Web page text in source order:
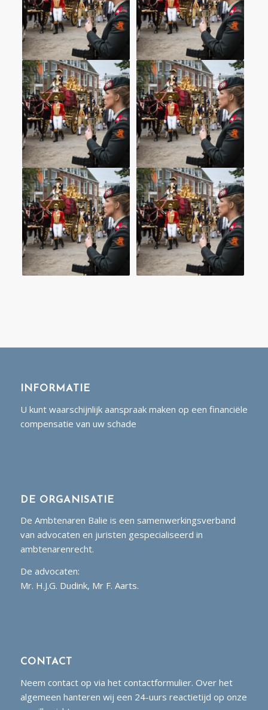
INFORMATIE
U kunt waarschijnlijk aanspraak maken op een financiële
compensatie van uw schade
DE ORGANISATIE
De Ambtenaren Balie is een samenwerkingsverband
van advocaten en juristen gespecialiseerd in
ambtenarenrecht.
De advocaten:
Mr. H.J.G. Dudink, Mr F. Aarts.
CONTACT
Neem contact op via het contactformulier. Over het
algemeen hanteren wij een 24-uurs reactietijd op onze